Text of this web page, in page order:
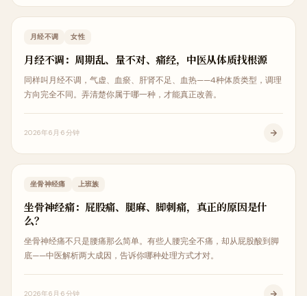
女性健康
月经不调 女性
月经不调：周期乱、量不对、痛经，中医从体质找根源
同样叫月经不调，气虚、血瘀、肝肾不足、血热——4种体质类型，调理
方向完全不同。弄清楚你属于哪一种，才能真正改善。
2026年6月6分钟
疼痛解析
坐骨神经痛 上班族
坐骨神经痛：屁股痛、腿麻、脚刺痛，真正的原因是什
么？
坐骨神经痛不只是腰痛那么简单。有些人腰完全不痛，却从屁股酸到脚
底——中医解析两大成因，告诉你哪种处理方式才对。
2026年6月6分钟